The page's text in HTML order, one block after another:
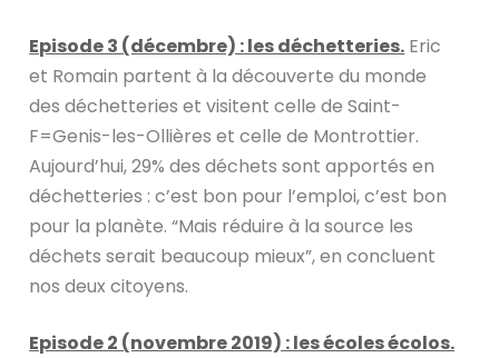
Episode 3 (décembre) : les déchetteries. Eric
et Romain partent à la découverte du monde
des déchetteries et visitent celle de Saint-
F=Genis-les-Ollières et celle de Montrottier.
Aujourd’hui, 29% des déchets sont apportés en
déchetteries : c’est bon pour l’emploi, c’est bon
pour la planète. “Mais réduire à la source les
déchets serait beaucoup mieux”, en concluent
nos deux citoyens.
Episode 2 (novembre 2019) : les écoles écolos.